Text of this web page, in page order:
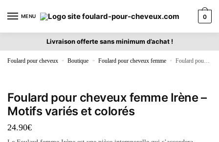
MENU 0
Livraison offerte sans minimum d’achat !
Foulard pour cheveux » Boutique » Foulard pour cheveux femme » Foulard pour cheveux femme Irène – Motifs variés et colorés
Foulard pour cheveux femme Irène –
Motifs variés et colorés
24.90€